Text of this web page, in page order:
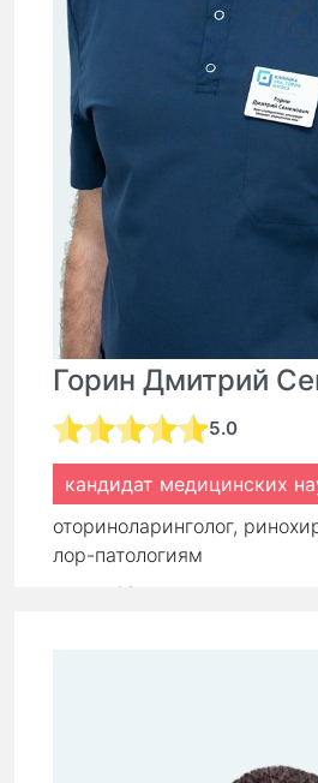
Горин Дмитрий
5.0
кандидат медицинских
оториноларинголог,
лор-патологиям
16 лет